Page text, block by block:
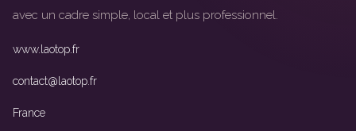
avec un cadre simple, local et plus professionnel.
www.laotop.fr
contact@laotop.fr
France